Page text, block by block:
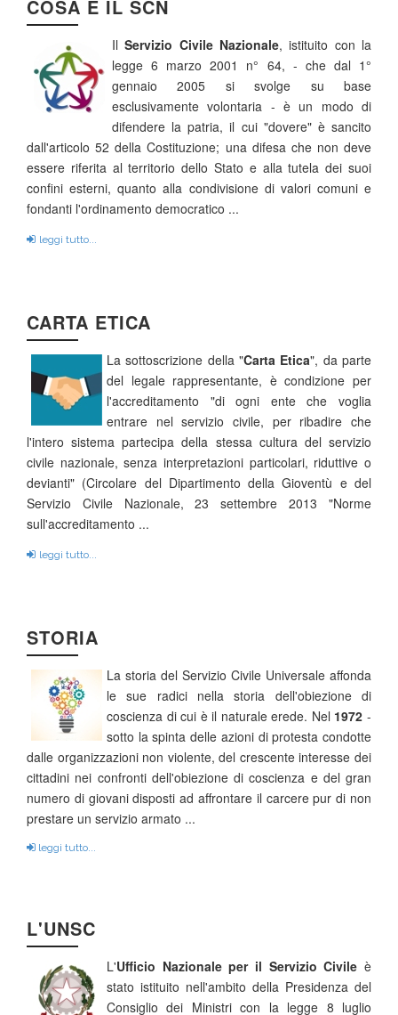
COSA È IL SCN
IlServizio Civile Nazionale, istituito con la
legge 6 marzo 2001 n° 64, - che dal 1°
gennaio 2005 si svolge su base
esclusivamente volontaria - è un modo di
difendere la patria, il cui "dovere" è sancito
dall'articolo 52 della Costituzione; una difesa che non deve
essere riferita al territorio dello Stato e alla tutela dei suoi
confini esterni, quanto alla condivisione di valori comuni e
fondanti l'ordinamento democratico ...
leggi tutto...
CARTA ETICA
La sottoscrizione della "Carta Etica", da parte
del legale rappresentante, è condizione per
l'accreditamento "di ogni ente che voglia
entrare nel servizio civile, per ribadire che
l'intero sistema partecipa della stessa cultura del servizio
civile nazionale, senza interpretazioni particolari, riduttive o
devianti" (Circolare del Dipartimento della Gioventù e del
Servizio Civile Nazionale, 23 settembre 2013 "Norme
sull'accreditamento ...
leggi tutto...
STORIA
La storia del Servizio Civile Universale affonda
le sue radici nella storia dell'obiezione di
coscienza di cui è il naturale erede. Nel 1972 -
sotto la spinta delle azioni di protesta condotte
dalle organizzazioni non violente, del crescente interesse dei
cittadini nei confronti dell'obiezione di coscienza e del gran
numero di giovani disposti ad affrontare il carcere pur di non
prestare un servizio armato ...
leggi tutto...
L'UNSC
L'Ufficio Nazionale per il Servizio Civile è
stato istituito nell'ambito della Presidenza del
Consiglio dei Ministri con la legge 8 luglio